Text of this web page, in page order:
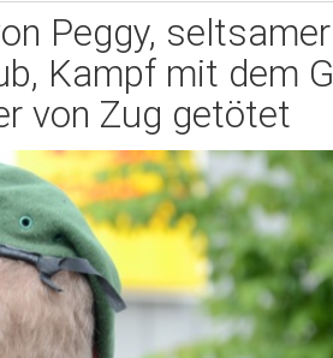
Peggy,
Kampf mit dem
von Zug getötet